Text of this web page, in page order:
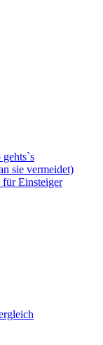
sie vermeidet)
für Einsteiger